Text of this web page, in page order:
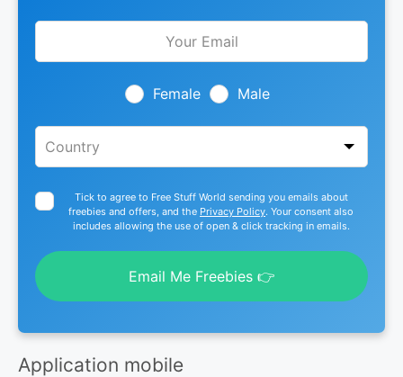
Leave
Female Male
Tick to agree to Free Stuff World sending you emails about
freebies and offers, and the Privacy Policy. Your consent also
includes allowing the use of open & click tracking in emails.
Email Me Freebies 👉
Application mobile